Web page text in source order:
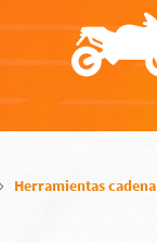
Herramientas cadena